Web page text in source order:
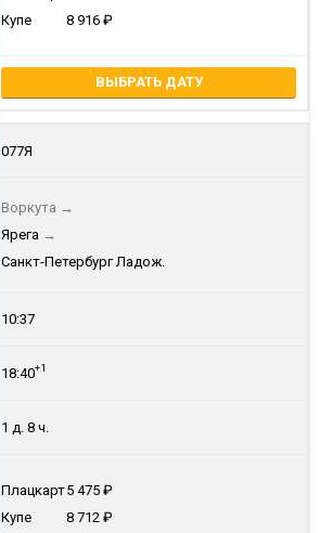
Купе
8 916
ВЫБРАТЬ ДАТУ
077Я
Воркута →
Ярега →
Санкт-Петербург Ладож.
10:37
18:40+1
1 д. 8 ч.
Плацкарт5 475
Купе
8 712